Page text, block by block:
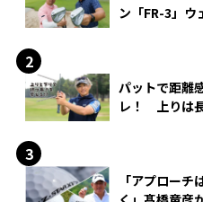
ン「FR-3」ウ
パットで距離
レ！ 上りは
「アプロー